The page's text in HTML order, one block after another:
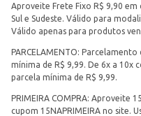
Aproveite Frete Fixo R$ 9,90
Sul e Sudeste. Válido para
Válido apenas para produtos
PARCELAMENTO:
mínima de R$ 9,99. De 6x a 10x
parcela mínima de R$ 9,99.
PRIMEIRA COMPRA: Aproveite
cupom 15NAPRIMEIRA no site.